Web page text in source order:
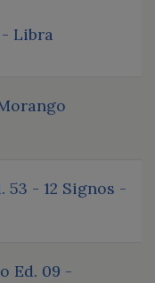
- Libra
53 - 12 Signos -
Ed. 09 -